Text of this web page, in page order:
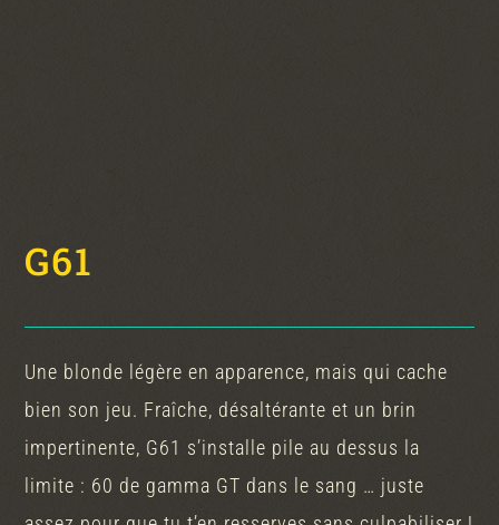
G61
Une blonde légère en apparence, mais qui cache
bien son jeu. Fraîche, désaltérante et un brin
impertinente, G61 s’installe pile au dessus la
limite : 60 de gamma GT dans le sang … juste